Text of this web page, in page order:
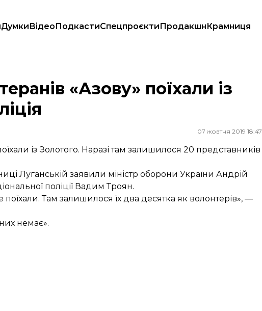
ДумкиВідеоПодкастиСпецпроєктиПродакшнКрамниця
Нацполіція
«Азову» поїхали із
07 жовтня 2019 18:47
із Золотого. Наразі там залишилося 20 представників
Луганській заявили міністр оборони України Андрій
поліції Вадим Троян.
Там залишилося їх два десятка як волонтерів», —
немає».